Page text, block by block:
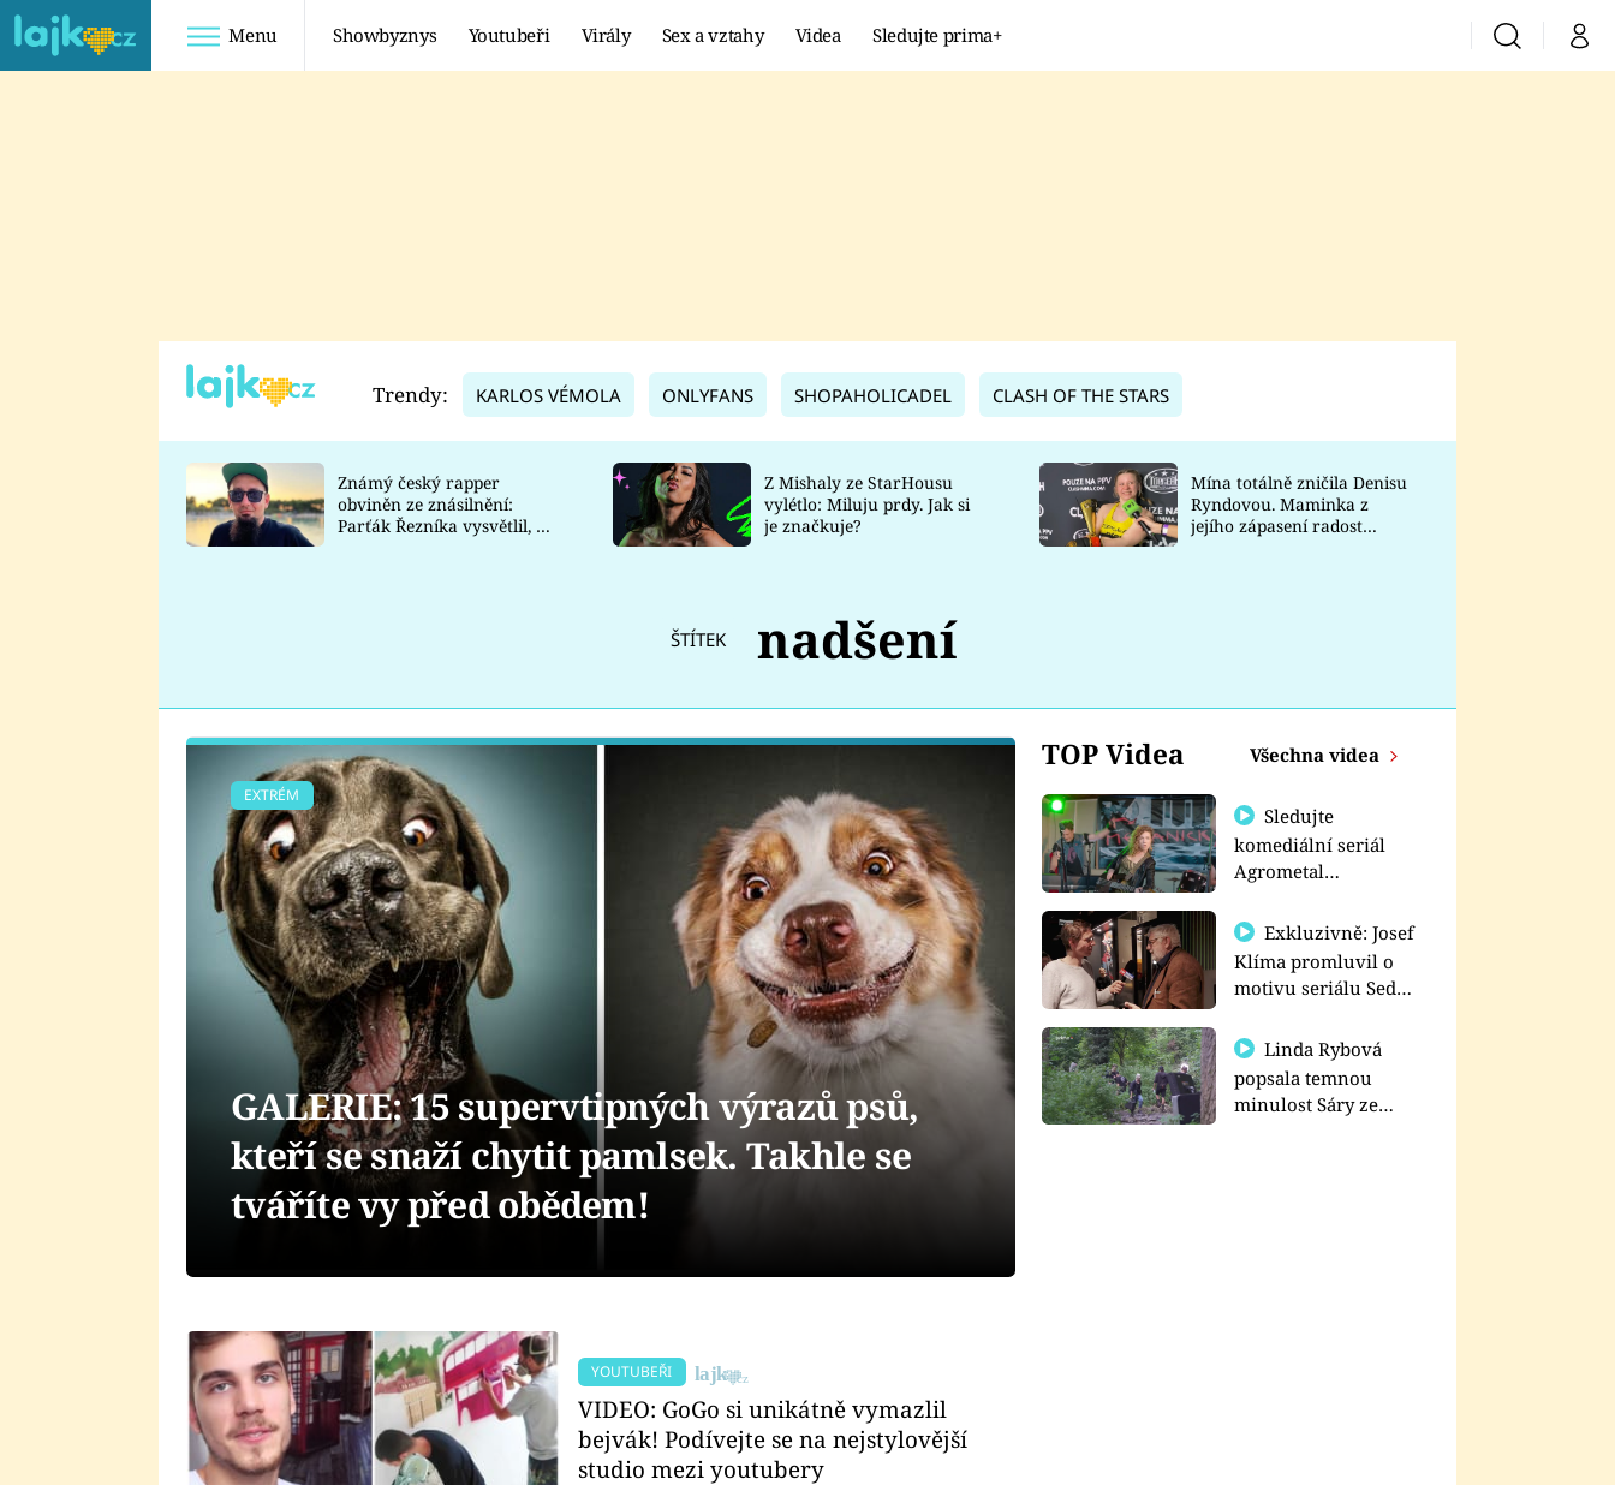
Menu Showbyznys Youtubeři Virály Sex a vztahy Videa Sledujte prima+ VyhledáváníMůj
TADEÁŠ KUBĚNKA
DATEL
Prima Lajk
Sledujte nás
Trendy: KARLOS VÉMOLA ONLYFANS SHOPAHOLICADEL CLASH OF THE STARS
Známý český rapper
obviněn ze znásilnění:
Parťák Řezníka vysvětlil, co
Z Mishaly ze StarHousu
vylétlo: Miluju prdy. Jak si
je značkuje?
Mína totálně zničila Denisu
Ryndovou. Maminka z
jejího zápasení radost
ŠTÍTEK nadšení
TOP Videa Všechna videa
Sledujte
komediální seriál
Agrometal
prima+
Exkluzivně: Josef
Klíma promluvil o
motivu seriálu Sedm
Linda Rybová
popsala temnou
minulost Sáry ze
EXTRÉM
GALERIE: 15 supervtipných výrazů psů,
kteří se snaží chytit pamlsek. Takhle se
tváříte vy před obědem!
YOUTUBEŘI
VIDEO: GoGo si unikátně vymazlil
bejvák! Podívejte se na nejstylovější
studio mezi youtubery